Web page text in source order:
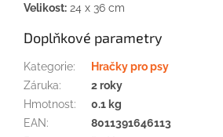
Velikost: 24 x 36 cm
Doplňkové parametry
Kategorie:
Hračky pro psy
Záruka:
2 roky
Hmotnost:
0.1 kg
EAN:
8011391646113